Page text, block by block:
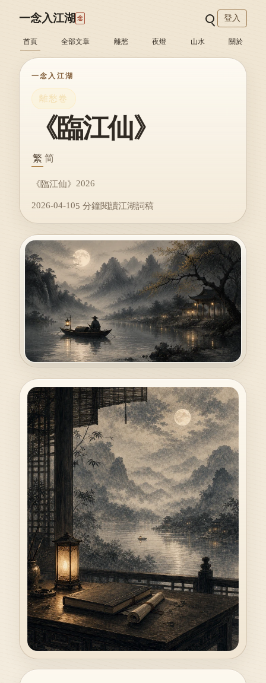
一念入江湖 念
首頁 全部文章 離愁 夜燈 山水 關於
登入
一念入江湖
離愁卷
《臨江仙》
繁 简
《臨江仙》 2026
2026-04-105 分鐘閱讀江湖詞稿